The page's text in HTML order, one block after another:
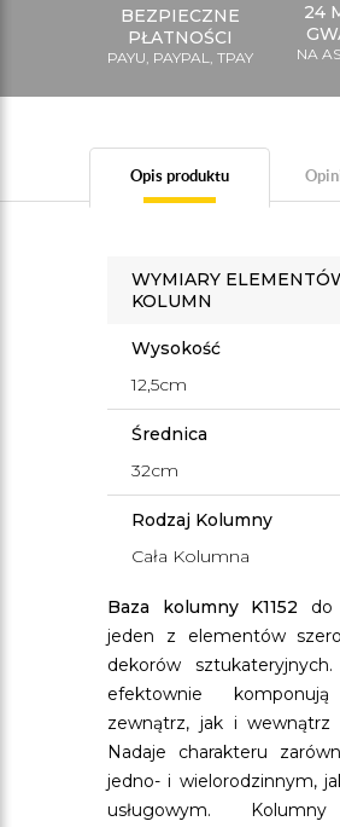
BEZPIECZNE
PŁATNOŚCI
PAYU, PAYPAL, TPAY
24
NA
Opis produktu
WYMIARY
KOLUMN
Wysokość
12,5cm
Średnica
32cm
Rodzaj Kolumny
Cała Kolumna
Baza kolumny K1152 do
jeden z elementów
dekorów
efektownie
zewnątrz, jak i wewnątrz
Nadaje charakteru
jedno- i wielorodzinnym,
usługowym.